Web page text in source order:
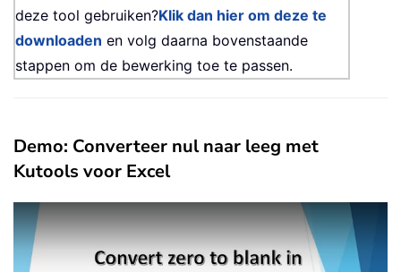
deze tool gebruiken?Klik dan hier om deze te
downloaden en volg daarna bovenstaande
stappen om de bewerking toe te passen.
Demo: Converteer nul naar leeg met
Kutools voor Excel